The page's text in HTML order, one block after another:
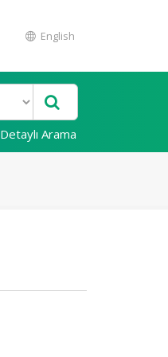
English
Detaylı Arama